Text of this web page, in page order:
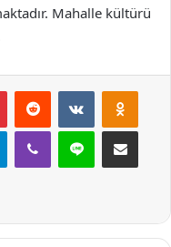
Mahalle kültürü
PinterestReddit VKontakte
TelegramViber Line E-Posta ile